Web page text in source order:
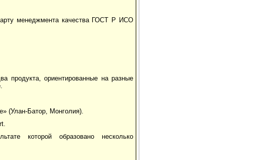
менеджмента качества ГОСТ Р ИСО
продукта, ориентированные на разные
(Улан-Батор, Монголия).
которой образовано несколько